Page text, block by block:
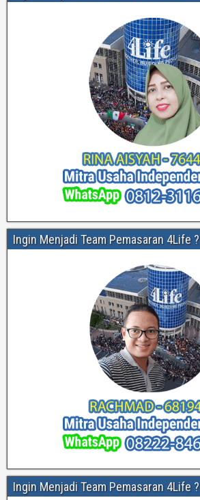
Ingin Menjadi Team Pemasaran 4Life ?
Ingin Menjadi Team Pemasaran 4Life ?